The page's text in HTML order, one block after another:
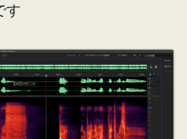
す